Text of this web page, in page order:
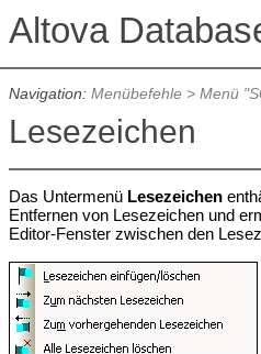
Navigation: Menübefehle> Menü
Lesezeichen
Das Untermenü Lesezeichen
Entfernen von Lesezeichen und
Editor-Fenster zwischen den